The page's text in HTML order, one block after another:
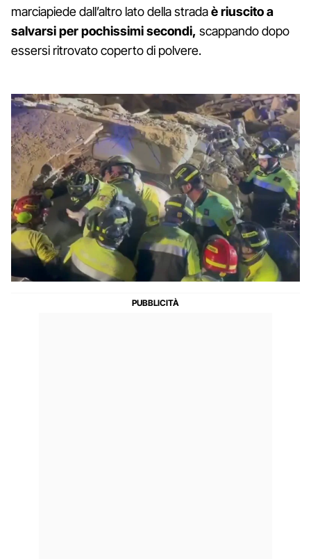
marciapiede dall’altro lato della stradaè riuscito a
salvarsi per pochissimi secondi, scappando dopo
essersi ritrovato coperto di polvere.